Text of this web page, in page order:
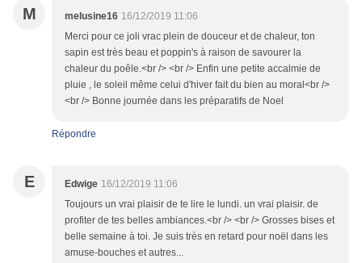
M melusine16 16/12/2019 11:06
Merci pour ce joli vrac plein de douceur et de chaleur, ton
sapin est très beau et poppin's à raison de savourer la
chaleur du poêle.<br /> <br /> Enfin une petite accalmie de
pluie , le soleil même celui d'hiver fait du bien au moral<br />
<br /> Bonne journée dans les préparatifs de Noel
Répondre
E Edwige 16/12/2019 11:06
Toujours un vrai plaisir de te lire le lundi. un vrai plaisir. de
profiter de tes belles ambiances.<br /> <br /> Grosses bises et
belle semaine à toi. Je suis très en retard pour noël dans les
amuse-bouches et autres...